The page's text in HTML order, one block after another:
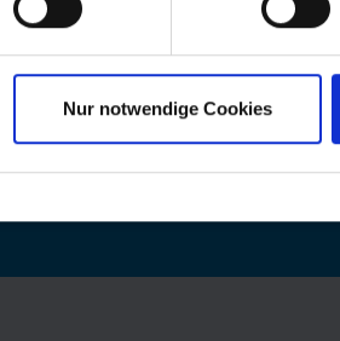
Nur notwendige Cookies
Zurück zur Liste